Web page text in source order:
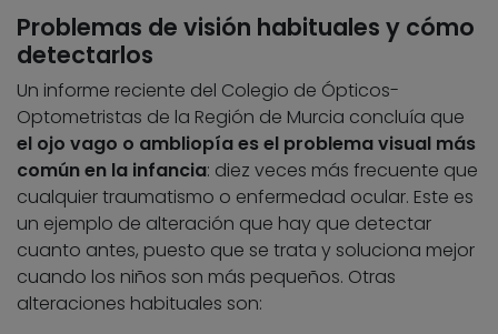
Problemas de visión habituales y cómo
detectarlos
Un informe reciente del Colegio de Ópticos-
Optometristas de la Región de Murcia concluía que
el ojo vago o ambliopía es el problema visual más
común en la infancia: diez veces más frecuente que
cualquier traumatismo o enfermedad ocular. Este es
un ejemplo de alteración que hay que detectar
cuanto antes, puesto que se trata y soluciona mejor
cuando los niños son más pequeños. Otras
alteraciones habituales son: